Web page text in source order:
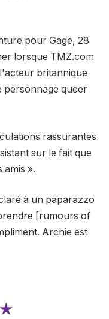
pour Gage, 28
lorsque TMZ.com
britannique
personnage queer
rassurantes
sur le fait que
amis ».
à un paparazzo
[rumours of
Archie est